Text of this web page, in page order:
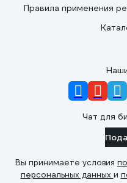
Правила применения
Чат для
Вы принимаете условия
персональных данных и